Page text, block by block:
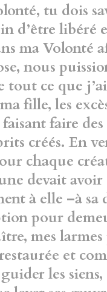
tu dois
d’être libéré
ma Volonté
nous
tout ce que
fille, les
faire
créés. En
chaque
devait avoir
à elle –à
pour
mes
et
les siens,